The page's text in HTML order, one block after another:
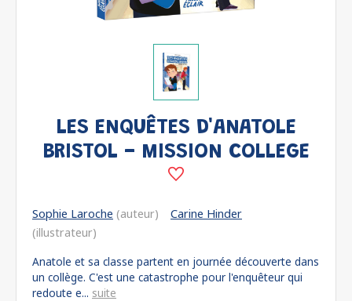
LES ENQUÊTES D'ANATOLE
BRISTOL - MISSION COLLEGE
Sophie Laroche (auteur)
Carine Hinder
(illustrateur)
Anatole et sa classe partent en journée découverte dans
un collège. C'est une catastrophe pour l'enquêteur qui
redoute e... suite